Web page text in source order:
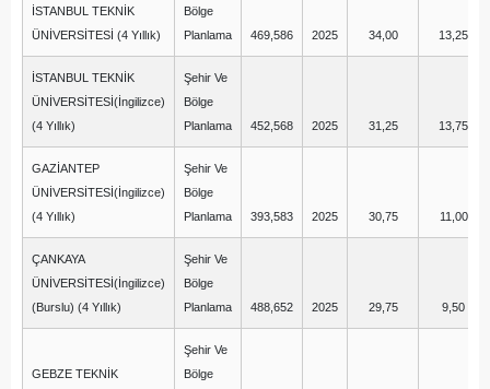
İSTANBUL TEKNİK
ÜNİVERSİTESİ (4 Yıllık)
Bölge
Planlama
469,586 2025 34,00 13,25
İSTANBUL TEKNİK
ÜNİVERSİTESİ(İngilizce)
(4 Yıllık)
Şehir Ve
Bölge
Planlama
452,568 2025 31,25 13,75
GAZİANTEP
ÜNİVERSİTESİ(İngilizce)
(4 Yıllık)
Şehir Ve
Bölge
Planlama
393,583 2025 30,75 11,00
ÇANKAYA
ÜNİVERSİTESİ(İngilizce)
(Burslu) (4 Yıllık)
Şehir Ve
Bölge
Planlama
488,652 2025 29,75 9,50
GEBZE TEKNİK
Şehir Ve
Bölge